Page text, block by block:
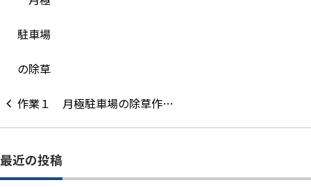
月極駐車場の除草作…
最近の投稿